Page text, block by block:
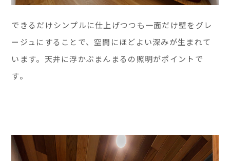
できるだけシンプルに仕上げつつも一面だけ壁をグレ
ージュにすることで、空間にほどよい深みが生まれて
います。天井に浮かぶまんまるの照明がポイントで
す。